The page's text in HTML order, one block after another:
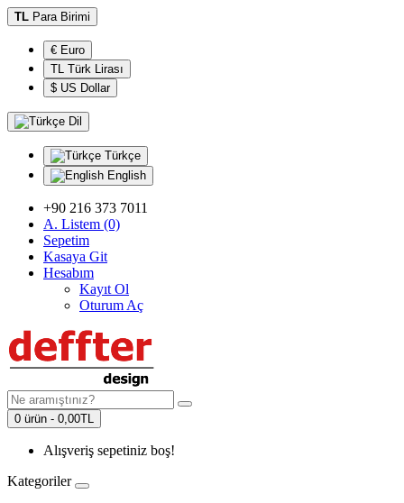
TL Para Birimi
€ Euro
TL Türk Lirası
$ US Dollar
Dil
Türkçe
English
+90 216 373 7011
A. Listem (0)
Sepetim
Kasaya Git
Hesabım
Kayıt Ol
Oturum Aç
0 ürün - 0,00TL
Alışveriş sepetiniz boş!
Kategoriler